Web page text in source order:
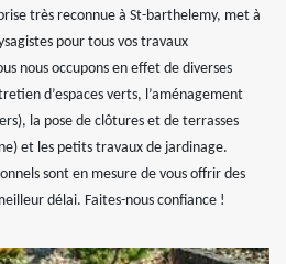
très reconnue à St-barthelemy, met à
pour tous vos travaux
nous occupons en effet de diverses
d’espaces verts, l’aménagement
la pose de clôtures et de terrasses
et les petits travaux de jardinage.
sont en mesure de vous offrir des
délai. Faites-nous confiance !